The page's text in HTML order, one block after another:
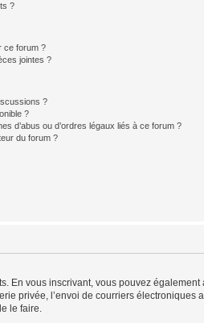
?
ce forum ?
jointes ?
?
?
d’abus ou d’ordres légaux liés à ce forum ?
du forum ?
En vous inscrivant, vous pouvez également
privée, l’envoi de courriers électroniques
le faire.